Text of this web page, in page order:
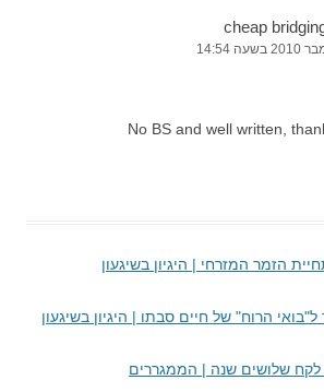
cheap
No BS and well written,
הזמר המזרחי | היגיון בשיגעון
הרוח" של חיים סבתו | היגיון בשיגעון
לקח שלושים שנה | הממגררים